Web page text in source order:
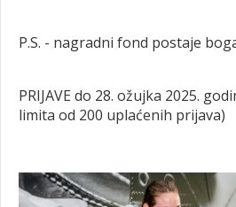
P.S. - nagradni fond postaje
PRIJAVE do 28. ožujka 2025.
limita od 200 uplaćenih prijava)